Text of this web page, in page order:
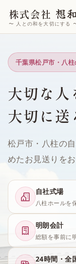
株式会社 想
〜 人との和を大切にする
千葉県松戸市・八
大切な人
大切に送
松戸市・八柱の
めたお見送りを
自社式場
八柱ホールを
明朗会計
総額を事前に
24時間・全